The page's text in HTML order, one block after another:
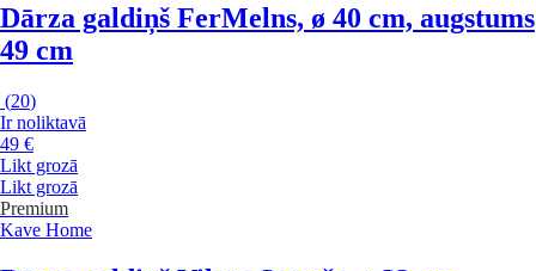
Dārza galdiņš FerMelns, ø 40 cm, augstums
49 cm
(20)
Ir noliktavā
49 €
Likt grozā
Likt grozā
Premium
Kave Home